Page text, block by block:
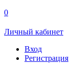
0
Личный кабинет
Вход
Регистрация